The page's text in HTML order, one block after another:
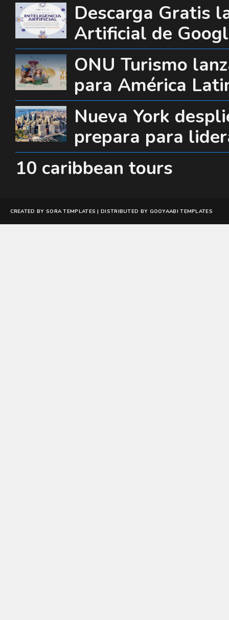
Descarga Gratis
Artificial de
ONU Turismo
para América
Nueva York
prepara para
10 caribbean tours
CREATED BY SORA TEMPLATES | DISTRIBUTED BY GOOYAABI TEMPLATES